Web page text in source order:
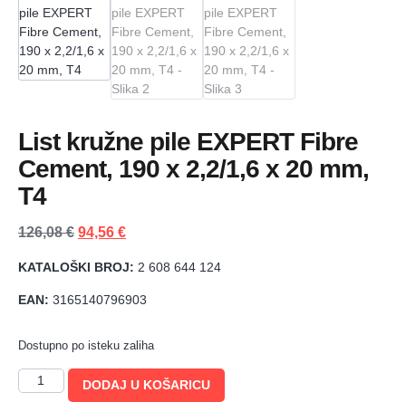
List kružne pile EXPERT Fibre
Cement, 190 x 2,2/1,6 x 20 mm,
T4
126,08€ 94,56 €
KATALOŠKI BROJ: 2 608 644 124
EAN: 3165140796903
Dostupno po isteku zaliha
DODAJ U KOŠARICU